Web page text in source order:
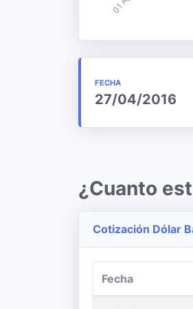
FECHA
27/04/2016
¿Cuanto
Cotización Dólar
Fecha